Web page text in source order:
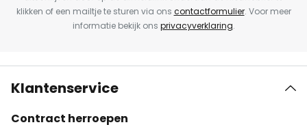
klikken of een mailtje te sturen via ons contactformulier. Voor meer
informatie bekijk ons privacyverklaring.
Klantenservice
Contract herroepen